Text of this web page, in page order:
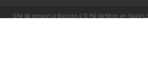
Gîte de groupe Le Buisson à St Pal-de-Mons en Haute-